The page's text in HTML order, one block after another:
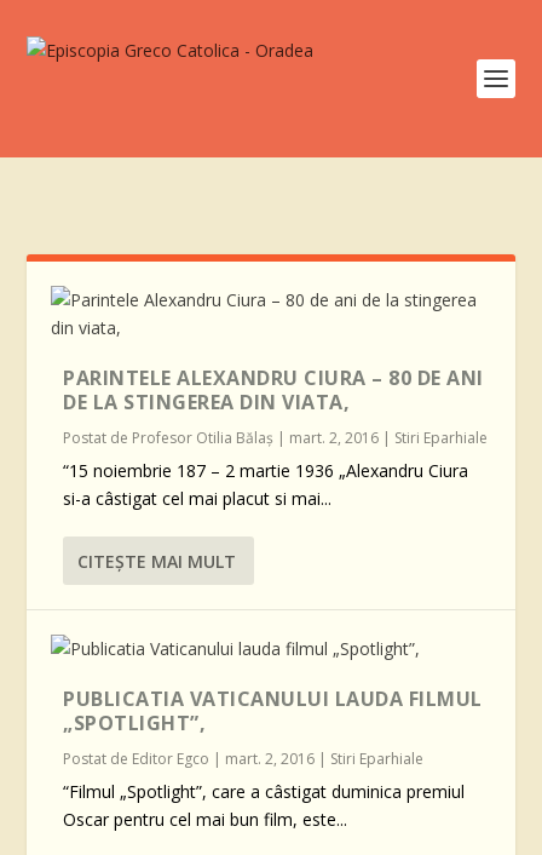
PARINTELE ALEXANDRU CIURA – 80 DE ANI
DE LA STINGEREA DIN VIATA,
Postat de Profesor Otilia Bălaş | mart. 2, 2016 | Stiri Eparhiale
“15 noiembrie 187 – 2 martie 1936 „Alexandru Ciura
si-a câstigat cel mai placut si mai...
CITEŞTE MAI MULT
PUBLICATIA VATICANULUI LAUDA FILMUL
„SPOTLIGHT”,
Postat de Editor Egco | mart. 2, 2016 | Stiri Eparhiale
“Filmul „Spotlight”, care a câstigat duminica premiul
Oscar pentru cel mai bun film, este...